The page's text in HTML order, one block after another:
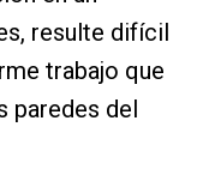
resulte difícil
trabajo que
paredes del